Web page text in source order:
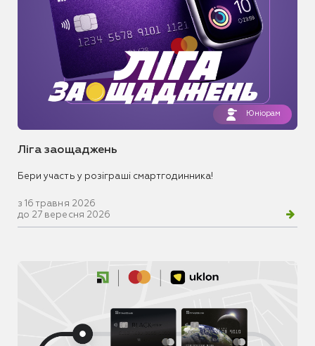
Юніорам
Ліга заощаджень
Бери участь у розіграші смартгодинника!
з 16 травня 2026
до 27 вересня 2026